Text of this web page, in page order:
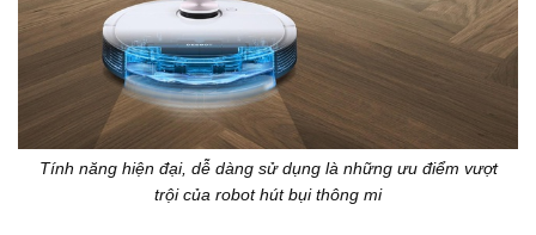
Tính năng hiện đại, dễ dàng sử dụng là những ưu điểm vượt
trội của robot hút bụi thông mi